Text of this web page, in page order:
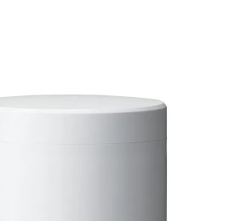
person